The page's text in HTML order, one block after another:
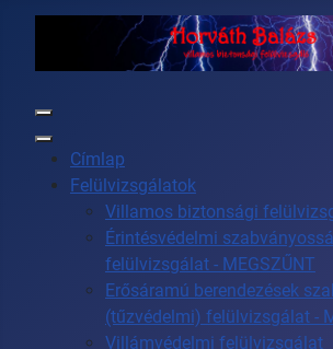
Címlap
Felülvizsgálatok
Villamos biztonsági
Érintésvédelmi
felülvizsgálat - MEGSZŰNT
Erősáramú berendezések
(tűzvédelmi) felülvizsgálat -
Villámvédelmi felülvizsgálat